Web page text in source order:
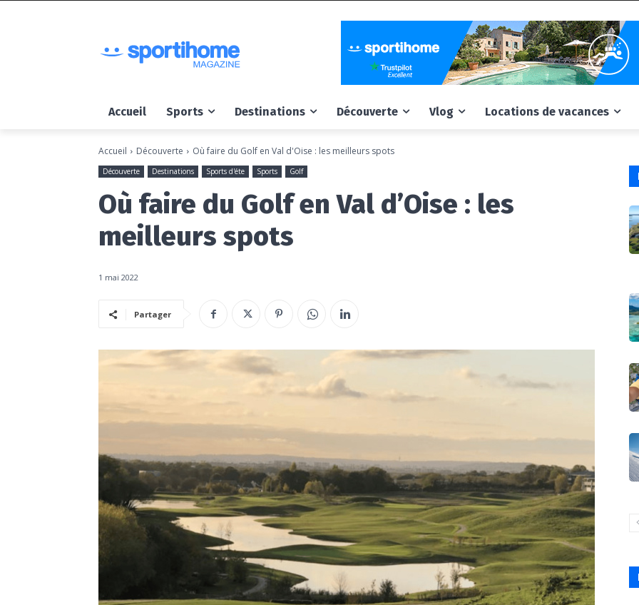
Accueil Sports Destinations Découverte Vlog Locations de vacances
Accueil Découverte Où faire du Golf en Val d'Oise : les meilleurs spots
Découverte Destinations Sports d'éte Sports Golf
Où faire du Golf en Val d’Oise : les
meilleurs spots
1 mai 2022
Partager